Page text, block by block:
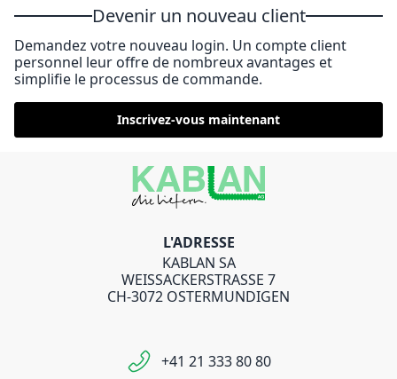
Devenir un nouveau client
Demandez votre nouveau login. Un compte client
personnel leur offre de nombreux avantages et
simplifie le processus de commande.
Inscrivez-vous maintenant
L'ADRESSE
KABLAN SA
WEISSACKERSTRASSE 7
CH-3072 OSTERMUNDIGEN
+41 21 333 80 80